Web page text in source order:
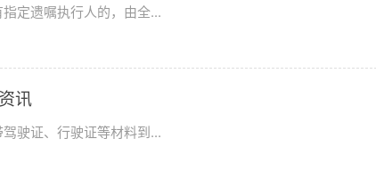
定遗嘱执行人的，由全...
讯
驶证、行驶证等材料到...